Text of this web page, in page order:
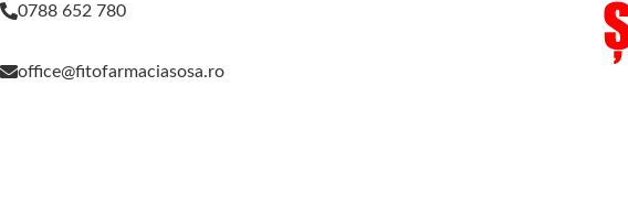
0788 652 780
office@fitofarmaciasosa.ro